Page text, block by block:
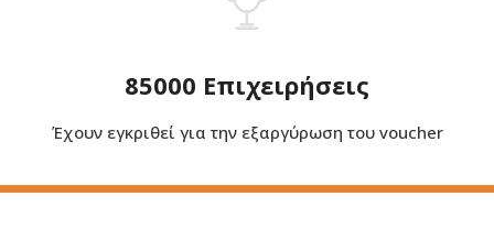
85000 Επιχειρήσεις
Έχουν εγκριθεί για την εξαργύρωση του voucher